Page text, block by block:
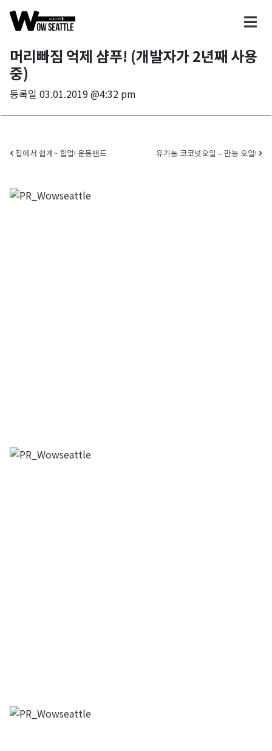
머리빠짐 억제 샴푸! (개발자가 2년째 사용
중)
등록일 03.01.2019 @4:32 pm
Post navigation
집에서 쉽게~ 힙업! 운동밴드 유기농 코코넛오일 – 만능 오일!